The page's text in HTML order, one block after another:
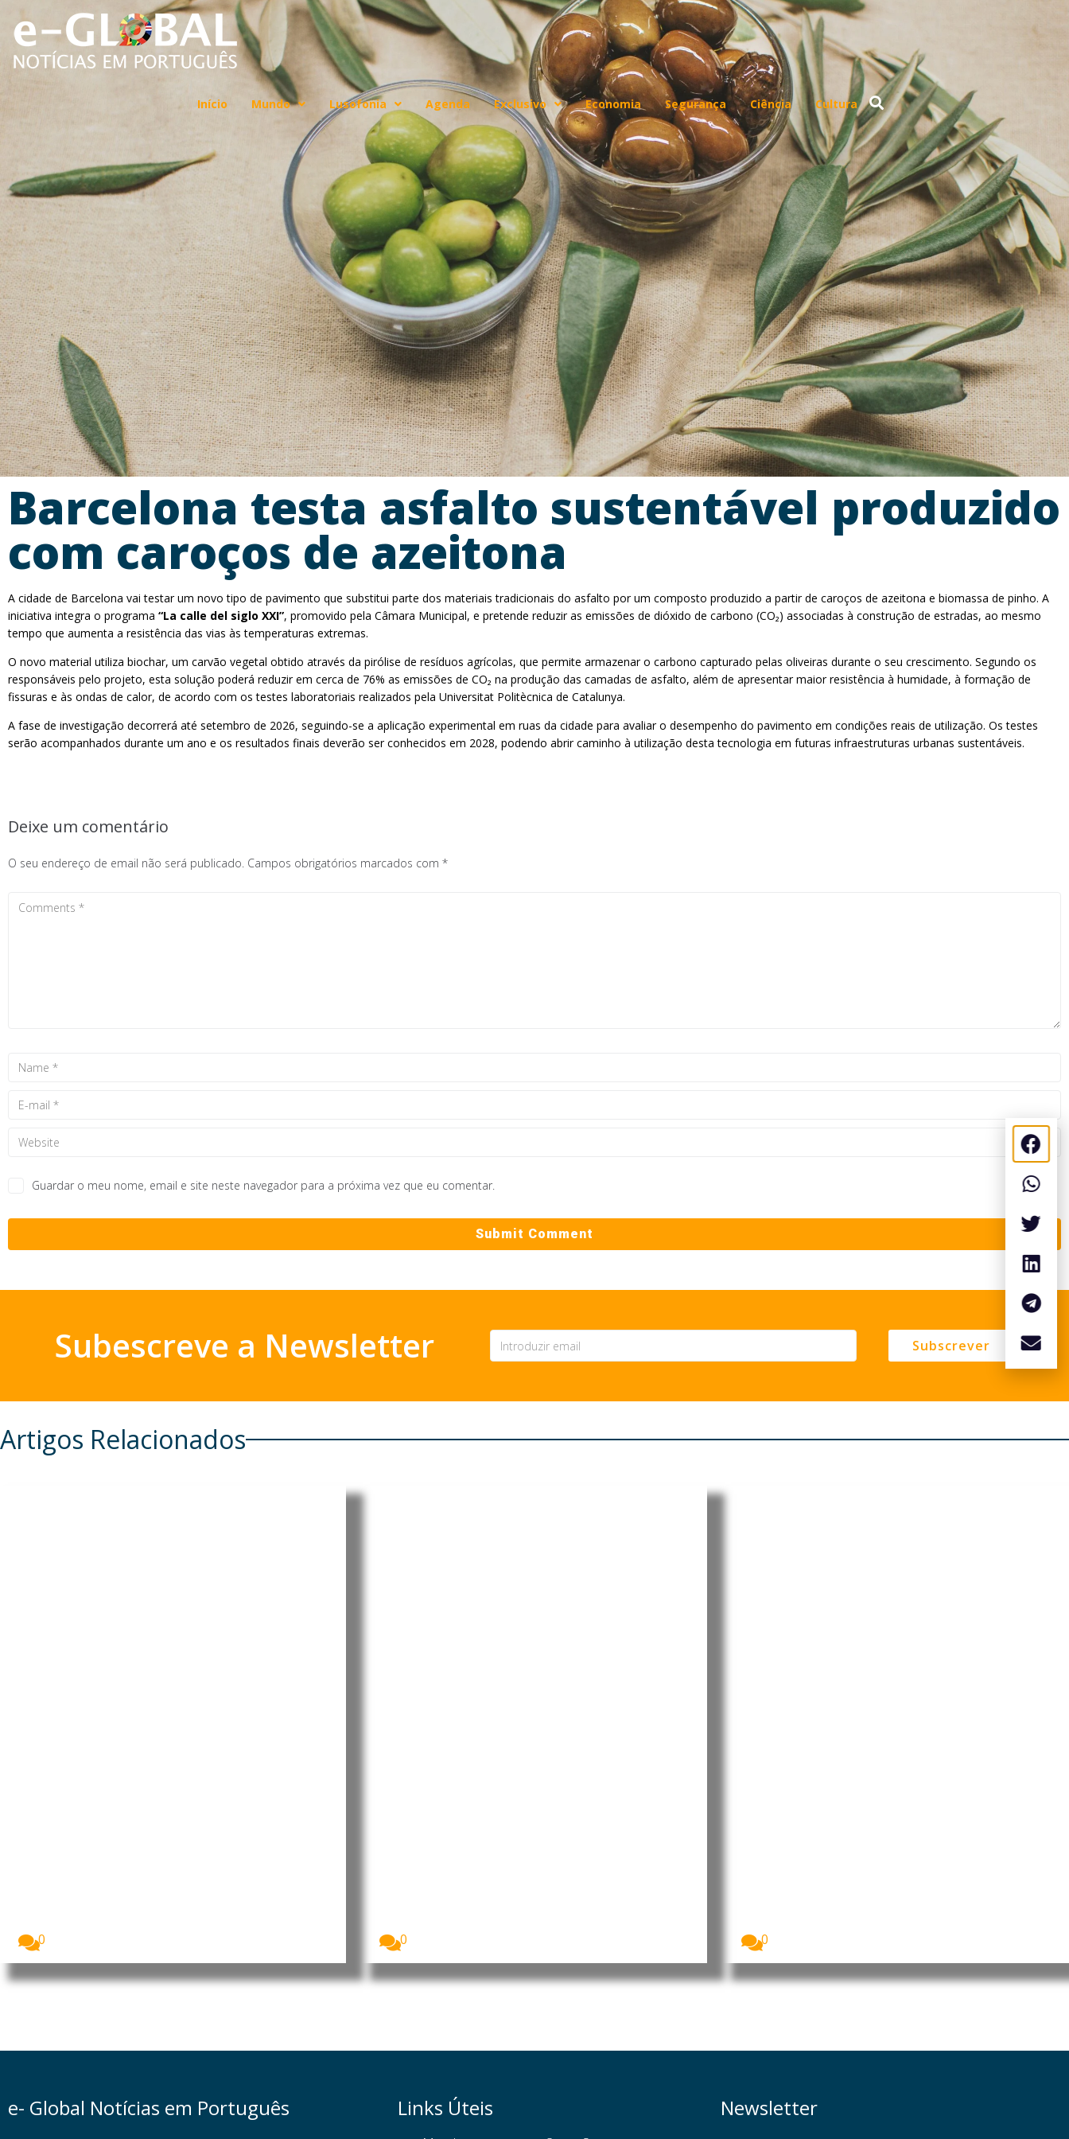
Início Mundo Lusofonia Agenda Exclusivo Economia Segurança Ciência Cultura
Barcelona testa asfalto sustentável produzido
com caroços de azeitona
A cidade de Barcelona vai testar um novo tipo de pavimento que substitui parte dos materiais tradicionais do asfalto por um composto produzido a partir de caroços de azeitona e biomassa de pinho. A
iniciativa integra o programa “La calle del siglo XXI”, promovido pela Câmara Municipal, e pretende reduzir as emissões de dióxido de carbono (CO₂) associadas à construção de estradas, ao mesmo
tempo que aumenta a resistência das vias às temperaturas extremas.
O novo material utiliza biochar, um carvão vegetal obtido através da pirólise de resíduos agrícolas, que permite armazenar o carbono capturado pelas oliveiras durante o seu crescimento. Segundo os
responsáveis pelo projeto, esta solução poderá reduzir em cerca de 76% as emissões de CO₂ na produção das camadas de asfalto, além de apresentar maior resistência à humidade, à formação de
fissuras e às ondas de calor, de acordo com os testes laboratoriais realizados pela Universitat Politècnica de Catalunya.
A fase de investigação decorrerá até setembro de 2026, seguindo-se a aplicação experimental em ruas da cidade para avaliar o desempenho do pavimento em condições reais de utilização. Os testes
serão acompanhados durante um ano e os resultados finais deverão ser conhecidos em 2028, podendo abrir caminho à utilização desta tecnologia em futuras infraestruturas urbanas sustentáveis.
Deixe um comentário
O seu endereço de email não será publicado. Campos obrigatórios marcados com *
Guardar o meu nome, email e site neste navegador para a próxima vez que eu comentar.
Subescreve a Newsletter Subscrever
Artigos Relacionados
0
0
0
e- Global Notícias em Português Links Úteis Newsletter